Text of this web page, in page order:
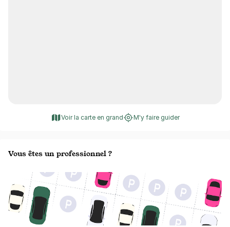
Voir la carte en grand M'y faire guider
Vous êtes un professionnel ?